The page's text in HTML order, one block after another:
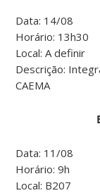
Data: 14/08
Horário: 13h30
Local: A definir
Descrição:
CAEMA
Data: 11/08
Horário: 9h
Local: B207